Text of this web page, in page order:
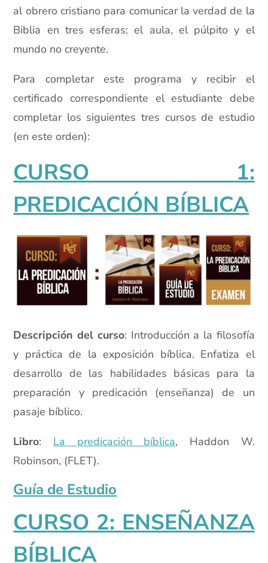
al obrero cristiano para comunicar la verdad de la
Biblia en tres esferas: el aula, el púlpito y el
mundo no creyente.
Para completar este programa y recibir el
certificado correspondiente el estudiante debe
completar los siguientes tres cursos de estudio
(en este orden):
CURSO 1:
PREDICACIÓN BÍBLICA
Descripción del curso: Introducción a la filosofía
y práctica de la exposición bíblica. Enfatiza el
desarrollo de las habilidades básicas para la
preparación y predicación (enseñanza) de un
pasaje bíblico.
Libro: La predicación bíblica, Haddon W.
Robinson, (FLET).
Guía de Estudio
CURSO 2: ENSEÑANZA
BÍBLICA